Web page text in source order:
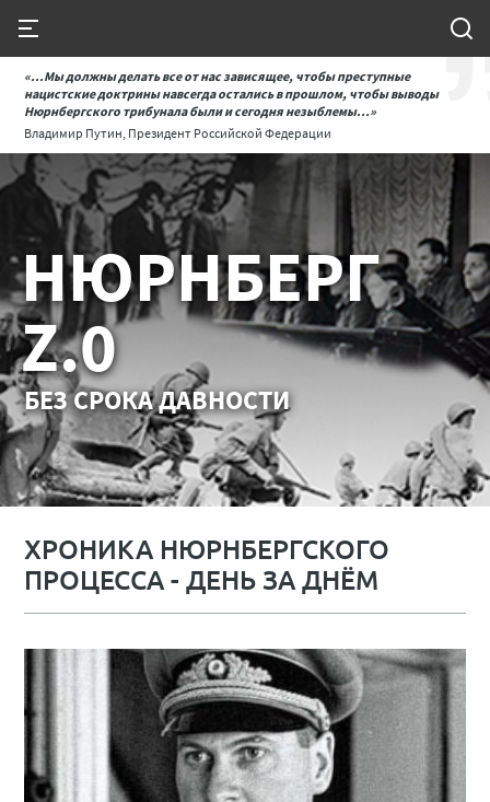
«...Мы должны делать все от нас зависящее, чтобы преступные
нацистские доктрины навсегда остались в прошлом, чтобы выводы
Нюрнбергского трибунала были и сегодня незыблемы...»
Владимир Путин, Президент Российской Федерации
НЮРНБЕРГ
Z.0
БЕЗ СРОКА ДАВНОСТИ
ХРОНИКА НЮРНБЕРГСКОГО
ПРОЦЕССА - ДЕНЬ ЗА ДНЁМ